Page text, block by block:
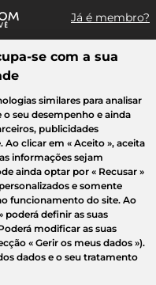
Já é membro?
uma venda...
Casa Criança Beleza
se com a sua
similares para analisar
seu desempenho e ainda
publicidades
Ao clicar em « Aceito », aceita
informações sejam
ainda optar por « Recusar »
e somente
funcionamento do site. Ao
poderá definir as suas
modificar as suas
« Gerir os meus dados »).
dados e o seu tratamento